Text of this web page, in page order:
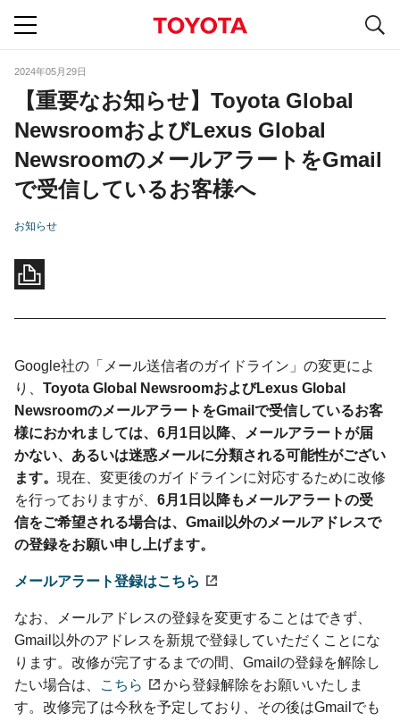
2024年05月29日
【重要なお知らせ】Toyota Global
NewsroomおよびLexus Global
NewsroomのメールアラートをGmail
で受信しているお客様へ
お知らせ
Google社の「メール送信者のガイドライン」の変更によ
り、 Toyota Global NewsroomおよびLexus Global
NewsroomのメールアラートをGmailで受信しているお客
様におかれましては、6月1日以降、メールアラートが届
かない、あるいは迷惑メールに分類される可能性がござい
ます。 現在、変更後のガイドラインに対応するために改修
を行っておりますが、 6月1日以降もメールアラートの受
信をご希望される場合は、Gmail以外のメールアドレスで
の登録をお願い申し上げます。
メールアラート登録はこちら
なお、メールアドレスの登録を変更することはできず、
Gmail以外のアドレスを新規で登録していただくことにな
ります。改修が完了するまでの間、Gmailの登録を解除し
たい場合は、
こちら
から登録解除をお願いいたしま
す。改修完了は今秋を予定しており、その後はGmailでも